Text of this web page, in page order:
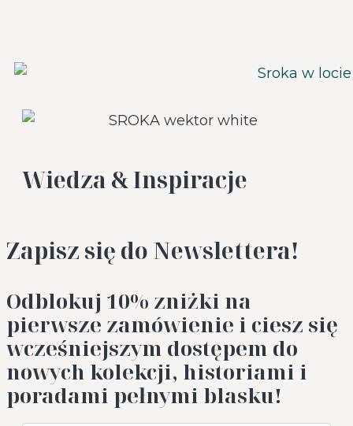
Wiedza & Inspiracje
Zapisz się do Newslettera!
Odblokuj 10% zniżki na
pierwsze zamówienie i ciesz się
wcześniejszym dostępem do
nowych kolekcji, historiami i
poradami pełnymi blasku!